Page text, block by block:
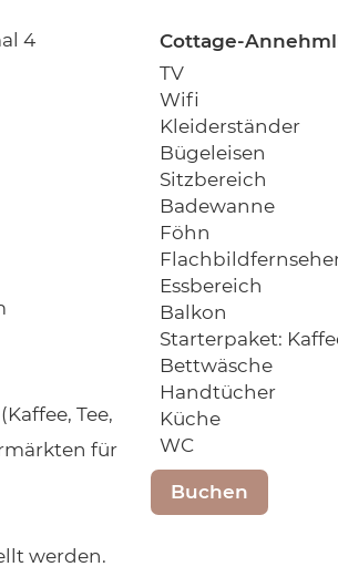
4
Tee,
für
werden.
Cottage-
TV
Wifi
Kleiderständer
Bügeleisen
Sitzbereich
Badewanne
Föhn
Essbereich
Balkon
Starterpaket:
Bettwäsche
Handtücher
Küche
WC
Buchen